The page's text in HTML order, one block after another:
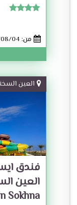
من: 2026/08/04 إلى: 2026/09/20
العين
فندق
Sokhna